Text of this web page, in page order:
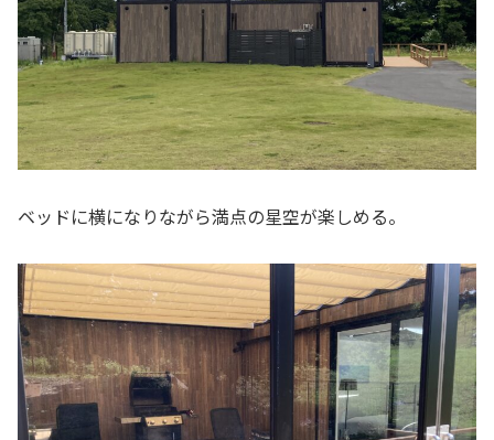
ベッドに横になりながら満点の星空が楽しめる。